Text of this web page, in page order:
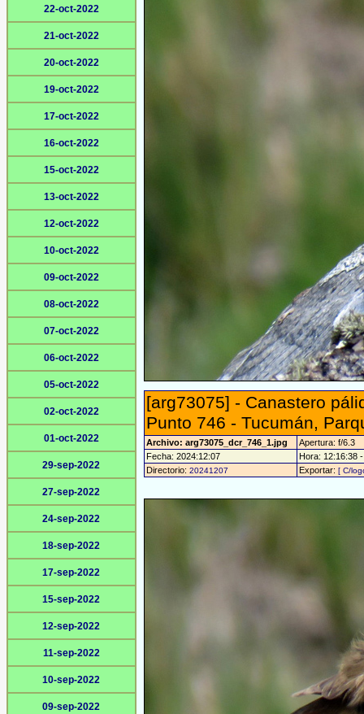
22-oct-2022
21-oct-2022
20-oct-2022
19-oct-2022
17-oct-2022
16-oct-2022
15-oct-2022
13-oct-2022
12-oct-2022
10-oct-2022
09-oct-2022
08-oct-2022
07-oct-2022
06-oct-2022
05-oct-2022
02-oct-2022
01-oct-2022
29-sep-2022
27-sep-2022
24-sep-2022
18-sep-2022
17-sep-2022
15-sep-2022
12-sep-2022
11-sep-2022
10-sep-2022
09-sep-2022
[arg73075] - Canastero
Punto 746 - Tucumán,
Archivo: arg73075_dcr_746_1.jpg
Apertura: f/6.3
Fecha: 2024:12:07
Hora: 12:16:38
Directorio: 20241207 Exportar: [ C/